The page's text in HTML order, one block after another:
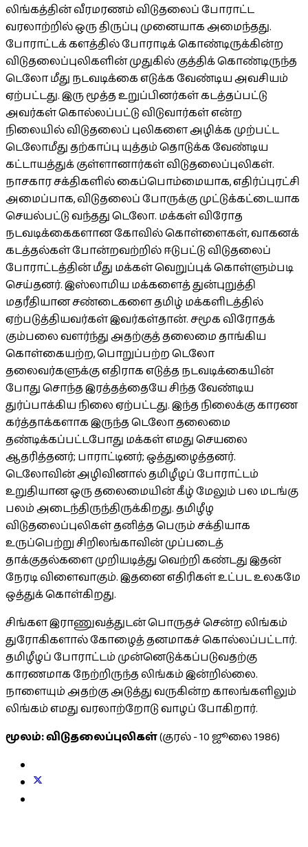
லிங்கத்தின் வீரமரணம் விடுதலைப் போராட்ட
வரலாற்றில் ஒரு திருப்பு முனையாக அமைந்தது.
போராட்டக் களத்தில் போராடிக் கொண்டிருக்கின்ற
விடுதலைப்புலிகளின் முதுகில் குத்திக் கொண்டிருந்த
டெலோ மீது நடவடிக்கை எடுக்க வேண்டிய அவசியம்
ஏற்பட்டது. இரு மூத்த உறுப்பினர்கள் கடத்தப்பட்டு
அவர்கள் கொல்லப்பட்டு விடுவார்கள் என்ற
நிலையில் விடுதலைப் புலிகளை அழிக்க முற்பட்ட
டெலோமீது தற்காப்பு யுத்தம் தொடுக்க வேண்டிய
கட்டாயத்துக் குள்ளானார்கள் விடுதலைப்புலிகள்.
நாசகார சக்திகளில் கைப்பொம்மையாக, எதிர்ப்புரட்சி
அமைப்பாக, விடுதலைப் போருக்கு முட்டுக்கட்டையாக
செயல்பட்டு வந்தது டெலோ. மக்கள் விரோத
நடவடிக்கைகளான கோவில் கொள்ளைகள், வாகனக்
கடத்தல்கள் போன்றவற்றில் ஈடுபட்டு விடுதலைப்
போராட்டத்தின் மீது மக்கள் வெறுப்புக் கொள்ளும்படி
செய்தனர். இஸ்லாமிய மக்களைத் துன்புறுத்தி
மதரீதியான சண்டைகளை தமிழ் மக்களிடத்தில்
ஏற்படுத்தியவர்கள் இவர்கள்தான். சமூக விரோதக்
கும்பலை வளர்ந்து அதற்குத் தலைமை தாங்கிய
கொள்கையற்ற, பொறுப்பற்ற டெலோ
தலைவர்களுக்கு எதிராக எடுத்த நடவடிக்கையின்
போது சொந்த இரத்தத்தையே சிந்த வேண்டிய
துர்ப்பாக்கிய நிலை ஏற்பட்டது. இந்த நிலைக்கு காரண
கர்த்தாக்களாக இருந்த டெலோ தலைமை
தண்டிக்கப்பட்டபோது மக்கள் எமது செயலை
ஆதரித்தனர்; பாராட்டினர்; ஒத்துழைத்தனர்.
டெலோவின் அழிவினால் தமிழீழப் போராட்டம்
உறுதியான ஒரு தலைமையின் கீழ் மேலும் பல மடங்கு
பலம் அடைந்திருந்திருக்கிறது. தமிழீழ
விடுதலைப்புலிகள் தனித்த பெரும் சக்தியாக
உருப்பெற்று சிறிலங்காவின் முப்படைத்
தாக்குதல்களை முறியடித்து வெற்றி கண்டது இதன்
நேரடி விளைவாகும். இதனை எதிரிகள் உட்பட உலகமே
ஒத்துக் கொள்கிறது.
சிங்கள இராணுவத்துடன் பொருதச் சென்ற லிங்கம்
துரோகிகளால் கோழைத் தனமாகச் கொல்லப்பட்டார்.
தமிழீழப் போராட்டம் முன்னெடுக்கப்படுவதற்கு
காரணமாக நேற்றிருந்த லிங்கம் இன்றில்லை.
நாளையும் அதற்கு அடுத்து வருகின்ற காலங்களிலும்
லிங்கம் எமது வரலாற்றோடு வாழப் போகிறார்.
மூலம்: விடுதலைப்புலிகள்(குரல் - 10 ஜூலை 1986)